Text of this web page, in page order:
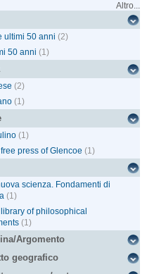
Altro...
ultimi 50 anni (2)
50 anni (1)
(2)
(1)
(1)
press of Glencoe (1)
scienza. Fondamenti di
(1)
of philosophical
(1)
Argomento
geografico